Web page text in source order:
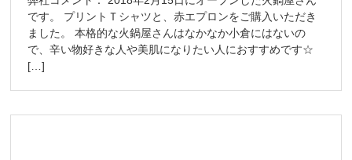
です。 プリントＴシャツと、赤エプロンをご購入いただき
ました。 本格的な火鍋屋さんはなかなか小倉にはないの
で、辛い物好きな人や美肌になりたい人におすすめです☆
[…]